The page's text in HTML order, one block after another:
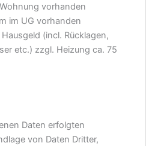
vorhanden
im UG vorhanden
(incl. Rücklagen,
etc.) zzgl. Heizung ca. 75
Daten erfolgten
von Daten Dritter,